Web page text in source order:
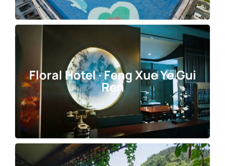
Floral Hotel · Feng Xue Ye Gui
Ren